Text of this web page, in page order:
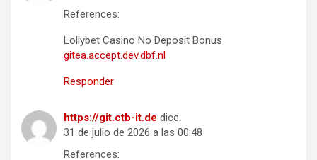
References:
Lollybet Casino No Deposit Bonus
gitea.accept.dev.dbf.nl
Responder
https://git.ctb-it.de dice:
31 de julio de 2026 a las 00:48
References: